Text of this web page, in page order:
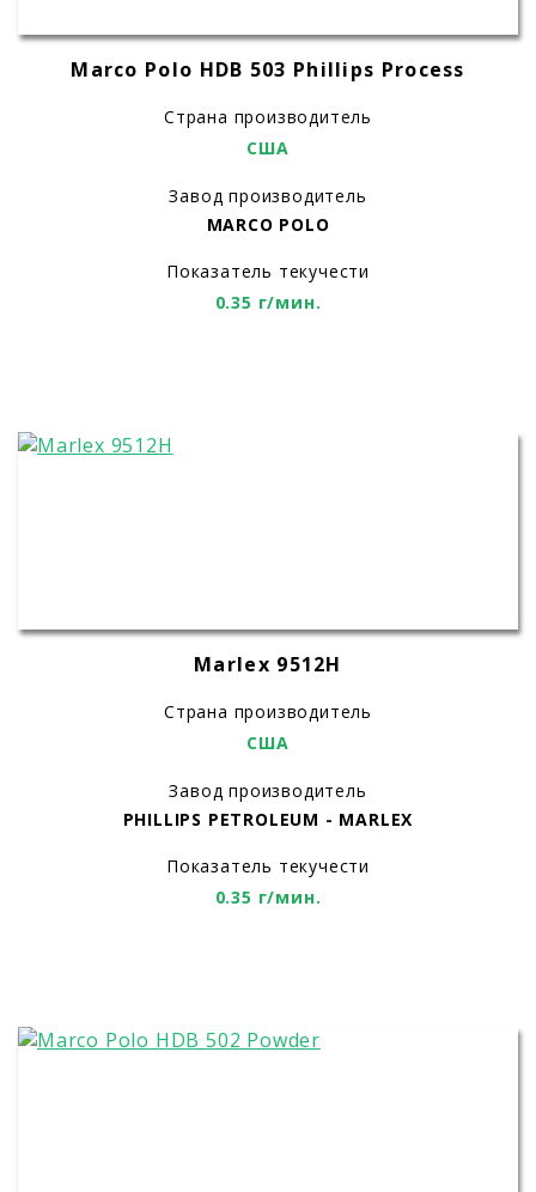
Marco Polo HDB 503 Phillips Process
Страна производитель
США
Завод производитель
MARCO POLO
Показатель текучести
0.35 г/мин.
Marlex 9512H
Страна производитель
США
Завод производитель
PHILLIPS PETROLEUM - MARLEX
Показатель текучести
0.35 г/мин.